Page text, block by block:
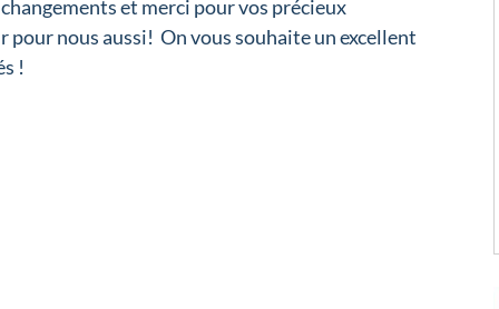
et merci pour vos précieux
pour nous aussi! On vous souhaite un excellent
!